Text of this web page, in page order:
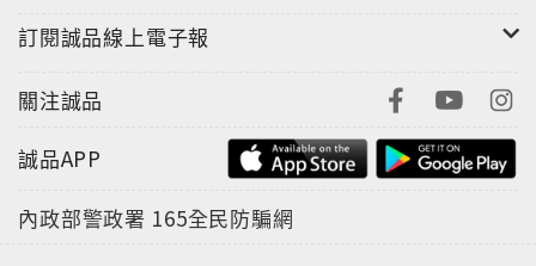
訂閱誠品線上電子報
關注誠品
誠品APP
內政部警政署 165全民防騙網